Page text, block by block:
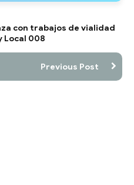
con trabajos de vialidad
Local 008
Previous Post